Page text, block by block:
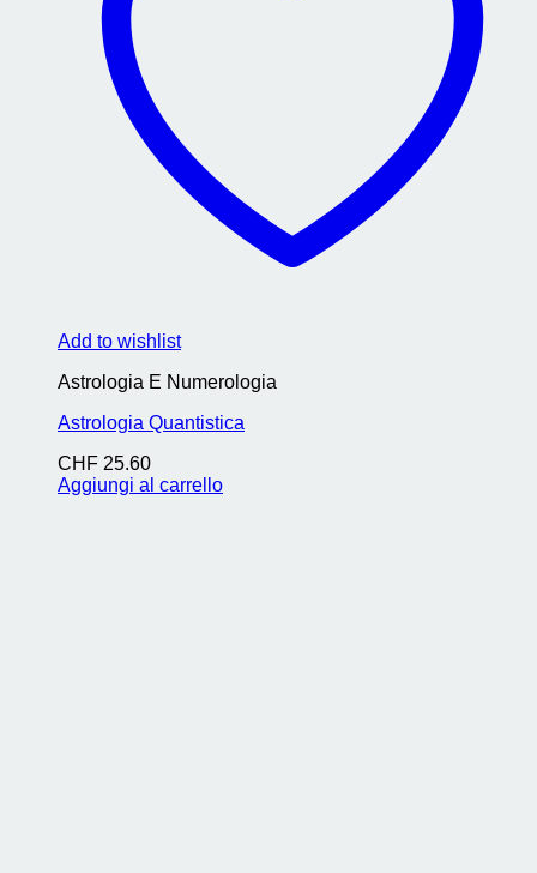
Add to wishlist
Astrologia E Numerologia
Astrologia Quantistica
CHF 25.60
Aggiungi al carrello